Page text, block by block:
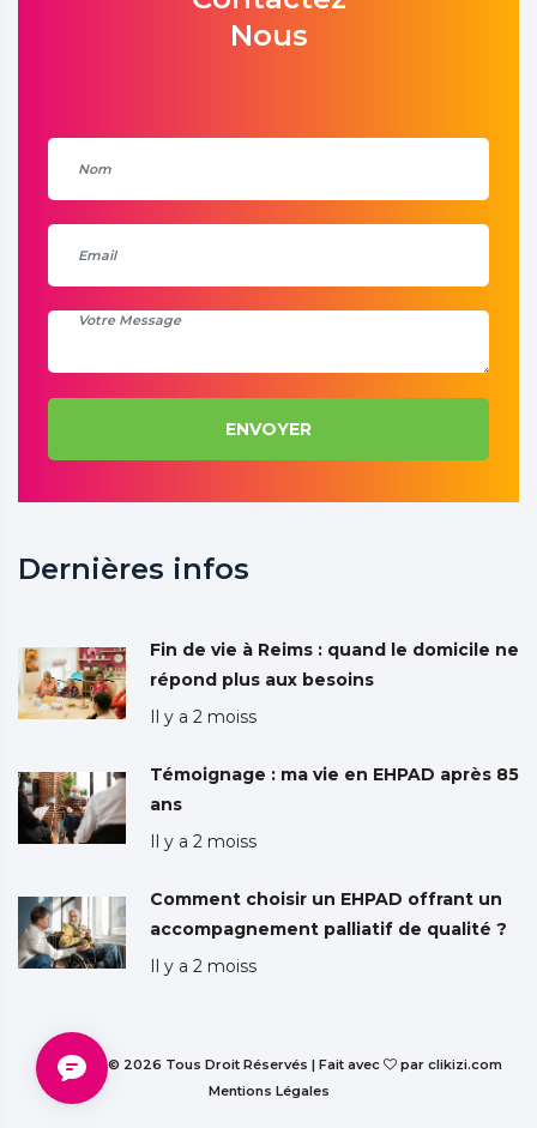
Nous
ENVOYER
Dernières infos
Fin de vie à Reims : quand le domicile ne
répond plus aux besoins
Il y a 2 moiss
Témoignage : ma vie en EHPAD après 85
ans
Il y a 2 moiss
Comment choisir un EHPAD offrant un
accompagnement palliatif de qualité ?
Il y a 2 moiss
Copyright © 2026 Tous Droit Réservés | Fait avec
par clikizi.com
Mentions Légales